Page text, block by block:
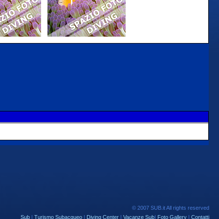
© 2007 SUB.it All rights reserved
Sub | Turismo Subacqueo | Diving Center | Vacanze Sub| Foto Gallery | Contatti